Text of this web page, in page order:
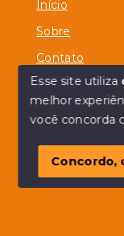
Início
Sobre
Contato
© Copyright
SITE PARA IMOBILIARIA
Esse site utiliza
melhor
você concorda
Concordo,